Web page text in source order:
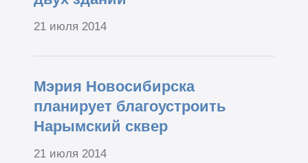
21 июля 2014
Мэрия Новосибирска
планирует благоустроить
Нарымский сквер
21 июля 2014